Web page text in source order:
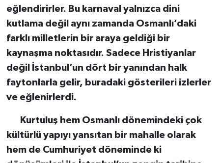
eğlendirirler. Bu karnaval yalnızca dini
kutlama değil aynı zamanda Osmanlı’daki
farklı milletlerin bir araya geldiği bir
kaynaşma noktasıdır. Sadece Hristiyanlar
değil İstanbul’un dört bir yanından halk
faytonlarla gelir, buradaki gösterileri izlerler
ve eğlenirlerdi.
Kurtuluş hem Osmanlı dönemindeki çok
kültürlü yapıyı yansıtan bir mahalle olarak
hem de Cumhuriyet döneminde ki